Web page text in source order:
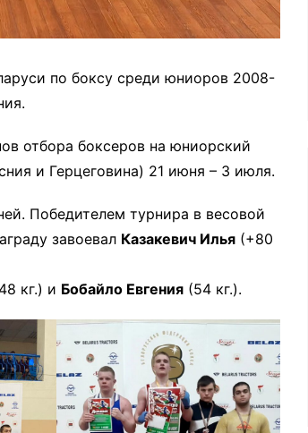
по боксу среди юниоров 2008-
отбора боксеров на юниорский
и Герцеговина) 21 июня – 3 июля.
Победителем турнира в весовой
завоевал Казакевич Илья(+80
кг.) и Бобайло Евгения (54 кг.).